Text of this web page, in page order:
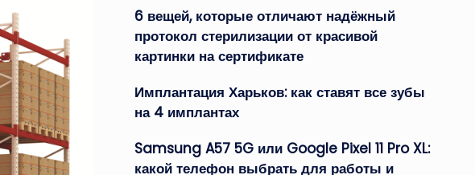
6 вещей, которые отличают надёжный
протокол стерилизации от красивой
картинки на сертификате
Имплантация Харьков: как ставят все зубы
на 4 имплантах
Samsung A57 5G или Google Pixel 11 Pro XL:
какой телефон выбрать для работы и